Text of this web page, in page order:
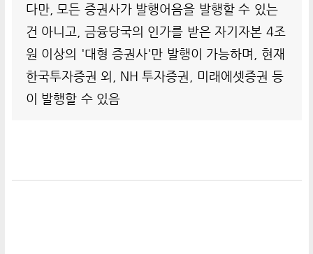
다만, 모든 증권사가 발행어음을 발행할 수 있는
건 아니고, 금융당국의 인가를 받은 자기자본 4조
원 이상의 '대형 증권사'만 발행이 가능하며, 현재
한국투자증권 외, NH 투자증권, 미래에셋증권 등
이 발행할 수 있음